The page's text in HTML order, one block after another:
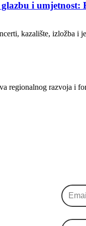
i umjetnost:
kazalište, izložba i
regionalnog razvoja i